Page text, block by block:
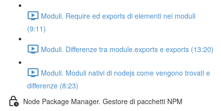
Moduli. Require ed exports di elementi nei moduli
(9:11)
Moduli. Differenze tra module.exports e exports (13:20)
Moduli. Moduli nativi di nodejs come vengono trovati e
differenze (8:23)
Node Package Manager. Gestore di pacchetti NPM